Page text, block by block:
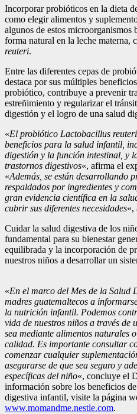
Incorporar probióticos en la dieta
como elegir alimentos y
algunos de estos microorganismos
forma natural en la leche materna,
reuteri.
Entre las diferentes cepas de
destaca por sus múltiples
probiótico, contribuye a prevenir
estreñimiento y regularizar el
digestión y el logro de una salud
«El probiótico Lactobacillus reuteri
beneficios para la salud infantil,
digestión y la función intestinal, y
trastornos digestivos«, afirma el
«Además, se están desarrollando
respaldados por ingredientes y
gran evidencia científica en la
cubrir sus diferentes necesidades«,
Cuidar la salud digestiva de los
fundamental para su bienestar
equilibrada y la incorporación de
nuestros niños a desarrollar un
«En el marco del Mes de la Salud
madres guatemaltecos a
la nutrición infantil. Podemos
vida de nuestros niños a través
sea mediante alimentos naturales
calidad. Es importante consultar
comenzar cualquier
asegurarse de que sea seguro y
específicas del niño«, concluye el
información sobre los beneficios
digestiva infantil, visite la página
www.momandme.nestle.com.